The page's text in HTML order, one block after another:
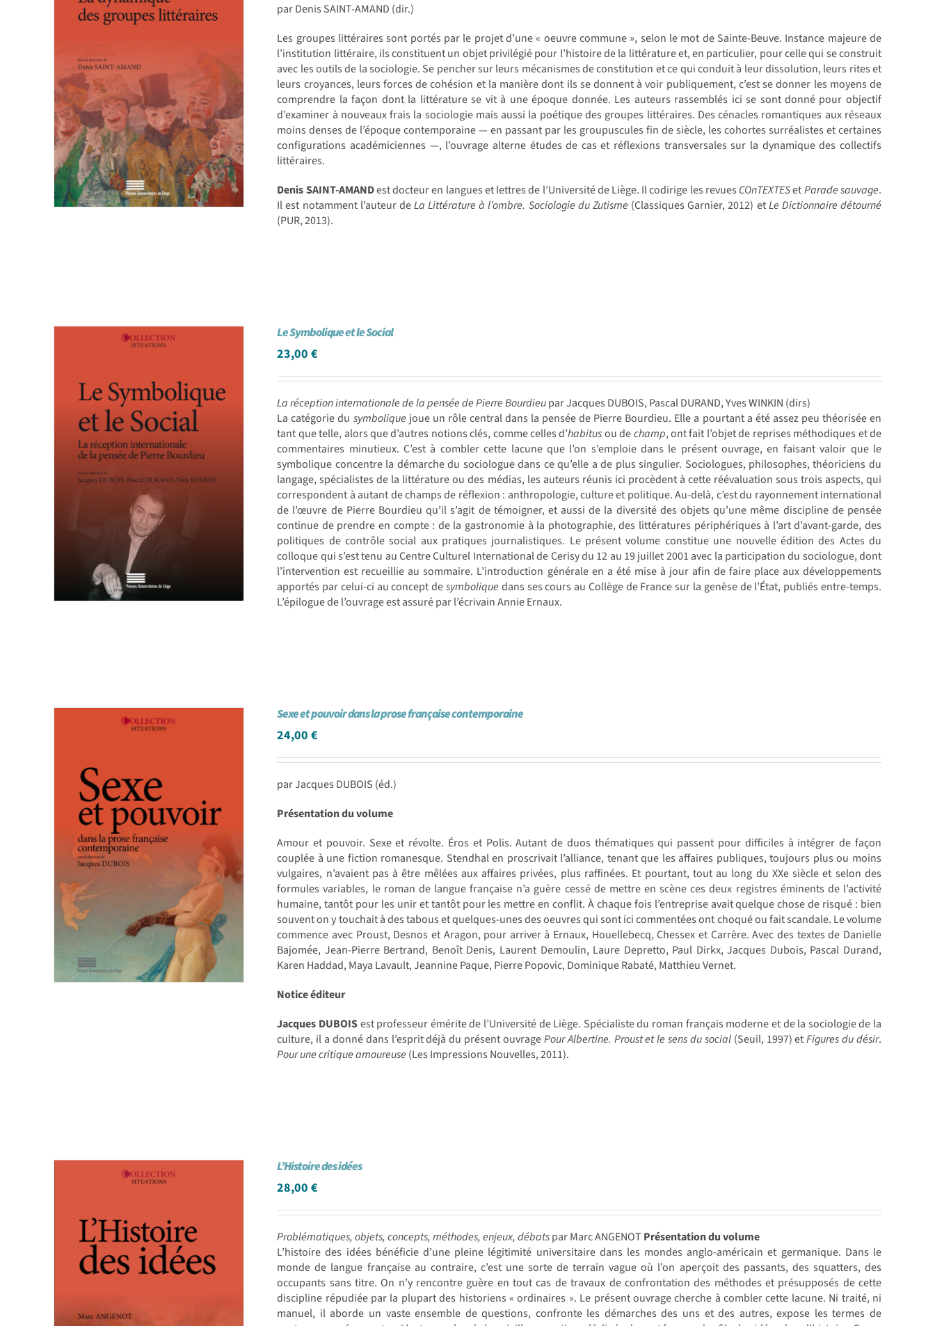
par Denis SAINT-AMAND (dir.)
Les groupes littéraires sont portés par le projet d’une « oeuvre commune », selon le mot de Sainte-Beuve. Instance majeure de
l’institution littéraire, ils constituent un objet privilégié pour l’histoire de la littérature et, en particulier, pour celle qui se construit
avec les outils de la sociologie. Se pencher sur leurs mécanismes de constitution et ce qui conduit à leur dissolution, leurs rites et
leurs croyances, leurs forces de cohésion et la manière dont ils se donnent à voir publiquement, c’est se donner les moyens de
comprendre la façon dont la littérature se vit à une époque donnée. Les auteurs rassemblés ici se sont donné pour objectif
d’examiner à nouveaux frais la sociologie mais aussi la poétique des groupes littéraires. Des cénacles romantiques aux réseaux
moins denses de l’époque contemporaine — en passant par les groupuscules fin de siècle, les cohortes surréalistes et certaines
configurations académiciennes —, l’ouvrage alterne études de cas et réflexions transversales sur la dynamique des collectifs
littéraires.
Denis SAINT-AMANDest docteur en langues et lettres de l’Université de Liège. Il codirige les revues COnTEXTESetParade sauvage.
Il est notamment l’auteur deLa Littérature à l’ombre. Sociologie du Zutisme (Classiques Garnier, 2012) etLe Dictionnaire détourné
(PUR, 2013).
Le Symbolique et le Social
23,00€
La réception internationale de la pensée de Pierre Bourdieupar Jacques DUBOIS, Pascal DURAND, Yves WINKIN (dirs)
La catégorie du symbolique joue un rôle central dans la pensée de Pierre Bourdieu. Elle a pourtant a été assez peu théorisée en
tant que telle, alors que d’autres notions clés, comme celles d’habitusou dechamp, ont fait l’objet de reprises méthodiques et de
commentaires minutieux. C’est à combler cette lacune que l’on s’emploie dans le présent ouvrage, en faisant valoir que le
symbolique concentre la démarche du sociologue dans ce qu’elle a de plus singulier. Sociologues, philosophes, théoriciens du
langage, spécialistes de la littérature ou des médias, les auteurs réunis ici procèdent à cette réévaluation sous trois aspects, qui
correspondent à autant de champs de réflexion : anthropologie, culture et politique. Au-delà, c’est du rayonnement international
de l’œuvre de Pierre Bourdieu qu’il s’agit de témoigner, et aussi de la diversité des objets qu’une même discipline de pensée
continue de prendre en compte : de la gastronomie à la photographie, des littératures périphériques à l’art d’avant-garde, des
politiques de contrôle social aux pratiques journalistiques. Le présent volume constitue une nouvelle édition des Actes du
colloque qui s’est tenu au Centre Culturel International de Cerisy du 12 au 19 juillet 2001 avec la participation du sociologue, dont
l’intervention est recueillie au sommaire. L’introduction générale en a été mise à jour afin de faire place aux développements
apportés par celui-ci au concept desymbolique dans ses cours au Collège de France sur la genèse de l’État, publiés entre-temps.
L’épilogue de l’ouvrage est assuré par l’écrivain Annie Ernaux.
Sexe et pouvoir dans la prose française contemporaine
24,00€
par Jacques DUBOIS (éd.)
Présentation du volume
Amour et pouvoir. Sexe et révolte. Éros et Polis. Autant de duos thématiques qui passent pour difficiles à intégrer de façon
couplée à une fiction romanesque. Stendhal en proscrivait l’alliance, tenant que les affaires publiques, toujours plus ou moins
vulgaires, n’avaient pas à être mêlées aux affaires privées, plus raffinées. Et pourtant, tout au long du XXe siècle et selon des
formules variables, le roman de langue française n’a guère cessé de mettre en scène ces deux registres éminents de l’activité
humaine, tantôt pour les unir et tantôt pour les mettre en conflit. À chaque fois l’entreprise avait quelque chose de risqué : bien
souvent on y touchait à des tabous et quelques-unes des oeuvres qui sont ici commentées ont choqué ou fait scandale. Le volume
commence avec Proust, Desnos et Aragon, pour arriver à Ernaux, Houellebecq, Chessex et Carrère. Avec des textes de Danielle
Bajomée, Jean-Pierre Bertrand, Benoît Denis, Laurent Demoulin, Laure Depretto, Paul Dirkx, Jacques Dubois, Pascal Durand,
Karen Haddad, Maya Lavault, Jeannine Paque, Pierre Popovic, Dominique Rabaté, Matthieu Vernet.
Notice éditeur
Jacques DUBOISest professeur émérite de l’Université de Liège. Spécialiste du roman français moderne et de la sociologie de la
culture, il a donné dans l’esprit déjà du présent ouvragePour Albertine. Proust et le sens du social(Seuil, 1997) etFigures du désir.
Pour une critique amoureuse (Les Impressions Nouvelles, 2011).
L’Histoire des idées
28,00€
Problématiques, objets, concepts, méthodes, enjeux, débatspar Marc ANGENOT Présentation du volume
L’histoire des idées bénéficie d’une pleine légitimité universitaire dans les mondes anglo-américain et germanique. Dans le
monde de langue française au contraire, c’est une sorte de terrain vague où l’on aperçoit des passants, des squatters, des
occupants sans titre. On n’y rencontre guère en tout cas de travaux de confrontation des méthodes et présupposés de cette
discipline répudiée par la plupart des historiens « ordinaires ». Le présent ouvrage cherche à combler cette lacune. Ni traité, ni
manuel, il aborde un vaste ensemble de questions, confronte les démarches des uns et des autres, expose les termes de